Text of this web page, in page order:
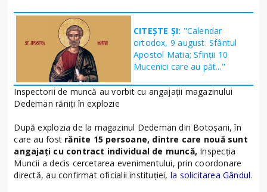
CITEȘTE ȘI: "Calendar
ortodox, 9 august: Sfântul
Apostol Matia; Sfinţii 10
Mucenici care au păt..."
Inspectorii de muncă au vorbit cu angajații magazinului
Dedeman răniți în explozie
După explozia de la magazinul Dedeman din Botoșani, în
care au fostrănite 15 persoane, dintre care nouă sunt
angajați cu contract individual de muncă, Inspecția
Muncii a decis cercetarea evenimentului, prin coordonare
directă, au confirmat oficialii instituției, la solicitarea Gândul.